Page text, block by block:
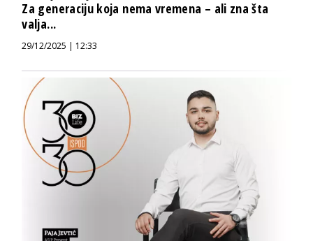
Za generaciju koja nema vremena – ali zna šta
valja...
29/12/2025 | 12:33